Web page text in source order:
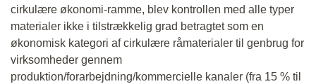
cirkulære økonomi-ramme, blev kontrollen med alle typer
materialer ikke i tilstrækkelig grad betragtet som en
økonomisk kategori af cirkulære råmaterialer til genbrug for
virksomheder gennem
produktion/forarbejdning/kommercielle kanaler (fra 15 % til